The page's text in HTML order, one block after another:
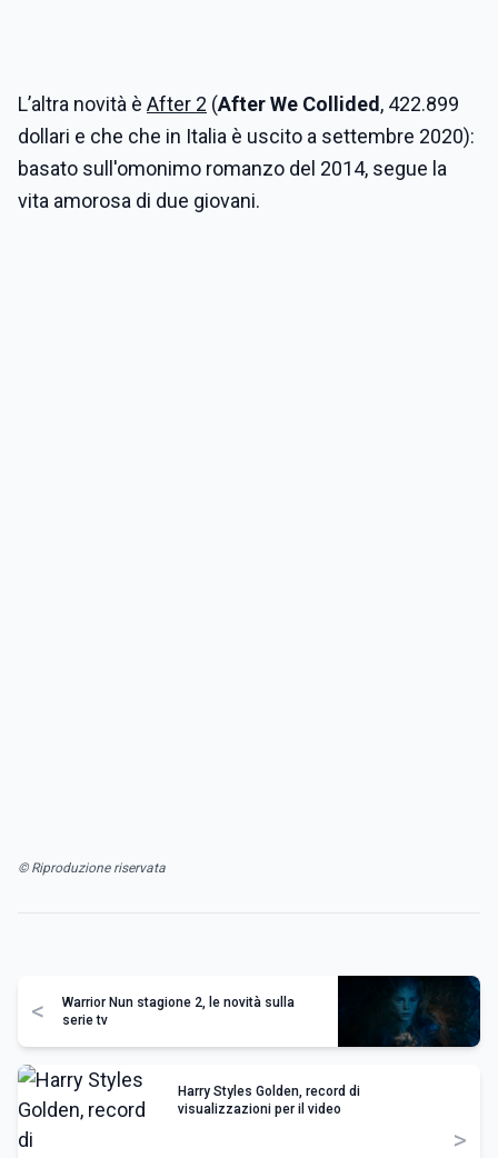
L’altra novità è After 2 (After We Collided, 422.899
dollari e che che in Italia è uscito a settembre 2020):
basato sull'omonimo romanzo del 2014, segue la
vita amorosa di due giovani.
© Riproduzione riservata
<
Warrior Nun stagione 2, le novità sulla
serie tv
Harry Styles Golden, record di
visualizzazioni per il video
>